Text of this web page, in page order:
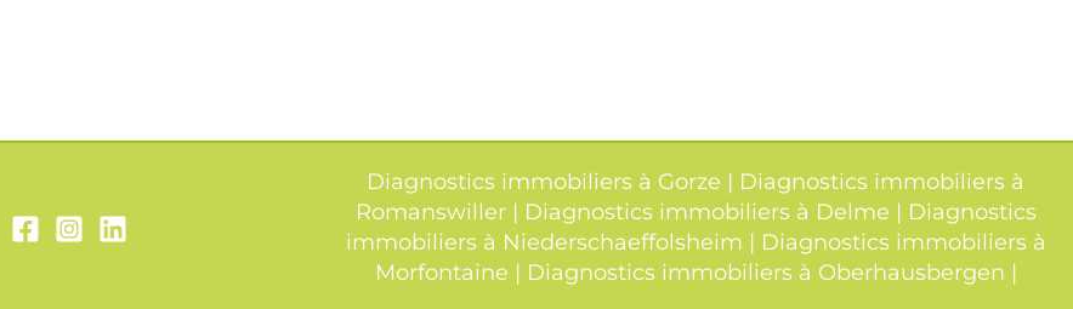
Diagnostics immobiliers à Gorze | Diagnostics immobiliers à
Romanswiller| Diagnostics immobiliers à Delme | Diagnostics
immobiliers à Niederschaeffolsheim | Diagnostics immobiliers à
Morfontaine | Diagnostics immobiliers à Oberhausbergen |